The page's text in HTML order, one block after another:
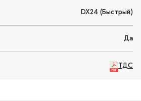
DX24 (Быстрый)
Да
ТДС